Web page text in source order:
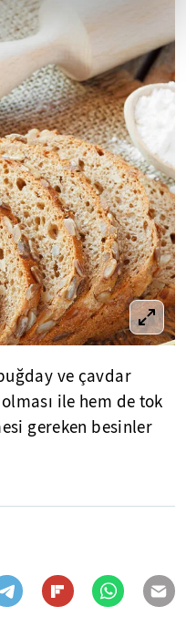
ve çavdar
ile hem de tok
gereken besinler